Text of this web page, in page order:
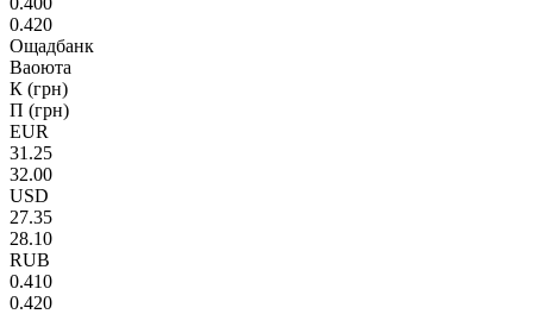
0.420
Ощадбанк
Ваоюта
К (грн)
П (грн)
EUR
31.25
32.00
USD
27.35
28.10
RUB
0.410
0.420